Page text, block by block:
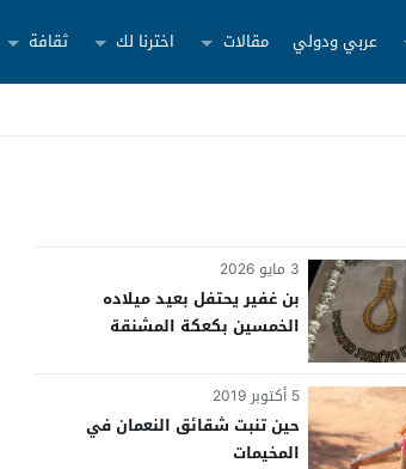
عربي ودولي مقالات اخترنا لك ثقافة
3 مايو 2026
بن غفير يحتفل بعيد ميلاده
الخمسين بكعكة المشنقة
5 أكتوبر 2019
حين تنبت شقائق النعمان في
المخيمات